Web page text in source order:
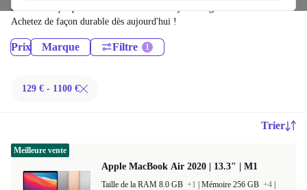
économisez jusqu'à 40 %. Retours sous 30 jours et garantie de 12 mois.
Achetez de façon durable dès aujourd'hui !
Prix Marque Filtre
129 € - 1100 €
Trier
Apple MacBook Air 2020 | 13.3" | M1
Taille de la RAM 8.0 GB +1 Mémoire 256 GB +4
Meilleure vente